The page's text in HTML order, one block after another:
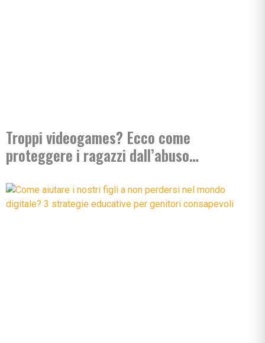
Troppi videogames? Ecco come
proteggere i ragazzi dall’abuso…